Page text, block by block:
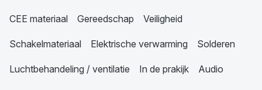
CEE materiaal Gereedschap Veiligheid
Schakelmateriaal Elektrische verwarming Solderen
Luchtbehandeling / ventilatie In de prakijk Audio